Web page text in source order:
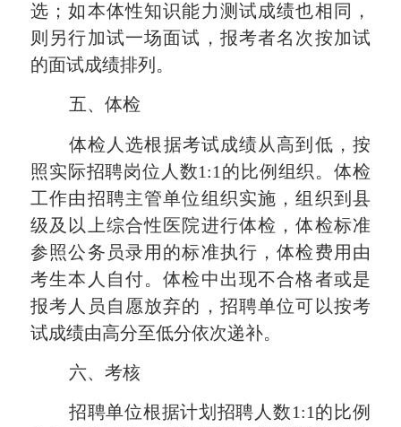
选；如本体性知识能力测试成绩也相同，
则另行加试一场面试，报考者名次按加试
的面试成绩排列。
五、体检
体检人选根据考试成绩从高到低，按
照实际招聘岗位人数1:1的比例组织。体检
工作由招聘主管单位组织实施，组织到县
级及以上综合性医院进行体检，体检标准
参照公务员录用的标准执行，体检费用由
考生本人自付。体检中出现不合格者或是
报考人员自愿放弃的，招聘单位可以按考
试成绩由高分至低分依次递补。
六、考核
招聘单位根据计划招聘人数1:1的比例